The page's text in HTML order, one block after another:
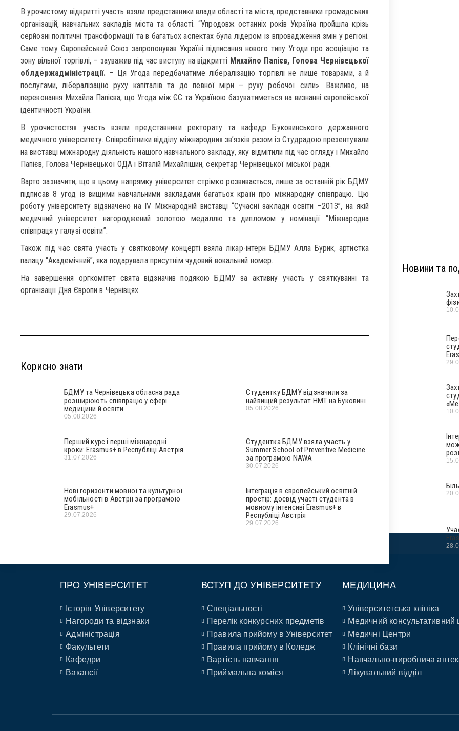
В урочистому відкритті участь взяли представники влади області та міста, представники громадських
організацій, навчальних закладів міста та області. “Упродовж останніх років Україна пройшла крізь
серйозні політичні трансформації та в багатьох аспектах була лідером із впровадження змін у регіоні.
Саме тому Європейський Союз запропонував Україні підписання нового типу Угоди про асоціацію та
зону вільної торгівлі, – зауважив під час виступу на відкритті Михайло Папієв, Голова Чернівецької
облдержадміністрації. – Ця Угода передбачатиме лібералізацію торгівлі не лише товарами, а й
послугами, лібералізацію руху капіталів та до певної міри – руху робочої сили». Важливо, на
переконання Михайла Папієва, що Угода між ЄС та Україною базуватиметься на визнанні європейської
ідентичності України.
В урочистостях участь взяли представники ректорату та кафедр Буковинського державного
медичного університету. Співробітники відділу міжнародних зв’язків разом із Студрадою презентували
на виставці міжнародну діяльність нашого навчального закладу, яку відмітили під час огляду і Михайло
Папієв, Голова Чернівецької ОДА і Віталій Михайлішин, секретар Чернівецької міської ради.
Варто зазначити, що в цьому напрямку університет стрімко розвивається, лише за останній рік БДМУ
підписав 8 угод із вищими навчальними закладами багатьох країн про міжнародну співпрацю. Цю
роботу університету відзначено на IV Міжнародній виставці “Сучасні заклади освіти –2013”, на якій
медичний університет нагороджений золотою медаллю та дипломом у номінації “Міжнародна
співпраця у галузі освіти”.
Також під час свята участь у святковому концерті взяла лікар-інтерн БДМУ Алла Бурик, артистка
палацу “Академічний”, яка подарувала присутнім чудовий вокальний номер.
На завершення оргкомітет свята відзначив подякою БДМУ за активну участь у святкуванні та
організації Дня Європи в Чернівцях.
Корисно знати
БДМУ та Чернівецька обласна рада
розширюють співпрацю у сфері
медицини й освіти
05.08.2026
Студентку БДМУ відзначили за
найвищий результат НМТ на Буковині
05.08.2026
Перший курс і перші міжнародні
кроки: Erasmus+ в Республіці Австрія
31.07.2026
Студентка БДМУ взяла участь у
Summer School of Preventive Medicine
за програмою NAWA
30.07.2026
Нові горизонти мовної та культурної
мобільності в Австрії за програмою
Erasmus+
29.07.2026
Інтеграція в європейський освітній
простір: досвід участі студента в
мовному інтенсиві Erasmus+ в
Республіці Австрія
29.07.2026
Новини та
ПРО УНІВЕРСИТЕТ
Історія Університету
Нагороди та відзнаки
Адміністрація
Факультети
Кафедри
Вакансії
ВСТУП ДО УНІВЕРСИТЕТУ
Спеціальності
Перелік конкурсних предметів
Правила прийому в Університет
Правила прийому в Коледж
Вартість навчання
Приймальна коміся
МЕДИЦИНА
Університетська клініка
Медичний консультативний
Медичні Центри
Клінічні бази
Навчально-виробнича
Лікувальний відділ